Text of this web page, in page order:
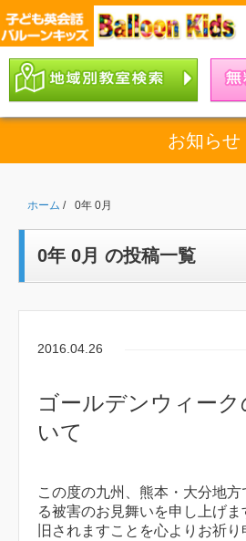
お知らせ
ホーム / 0年 0月
0年 0月 の投稿一覧
2016.04.26
ゴールデンウィー
いて
この度の九州、熊本・大分地方
る被害のお見舞いを申し上げ
旧されますことを心よりお祈り